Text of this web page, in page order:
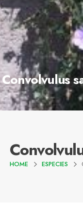
Convolvulus
HOME ESPECIES